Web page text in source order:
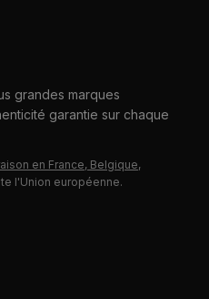
grandes marques
garantie sur chaque
en France, Belgique,
l'Union européenne.